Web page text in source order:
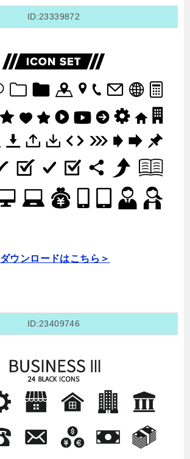
ID:23339872
ダウンロードはこちら＞
ID:23409746